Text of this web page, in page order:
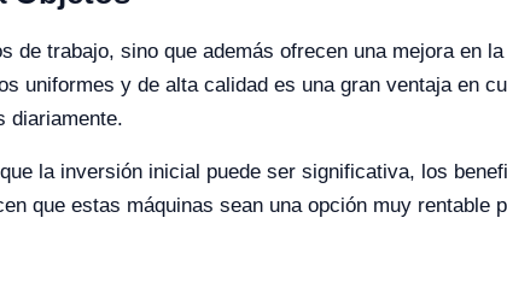
de trabajo, sino que además ofrecen una mejora en la
uniformes y de alta calidad es una gran ventaja en
diariamente.
la inversión inicial puede ser significativa, los
que estas máquinas sean una opción muy rentable